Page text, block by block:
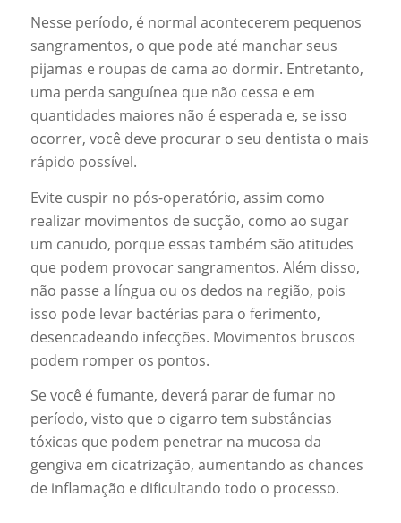
Nesse período, é normal acontecerem pequenos
sangramentos, o que pode até manchar seus
pijamas e roupas de cama ao dormir. Entretanto,
uma perda sanguínea que não cessa e em
quantidades maiores não é esperada e, se isso
ocorrer, você deve procurar o seu dentista o mais
rápido possível.
Evite cuspir no pós-operatório, assim como
realizar movimentos de sucção, como ao sugar
um canudo, porque essas também são atitudes
que podem provocar sangramentos. Além disso,
não passe a língua ou os dedos na região, pois
isso pode levar bactérias para o ferimento,
desencadeando infecções. Movimentos bruscos
podem romper os pontos.
Se você é fumante, deverá parar de fumar no
período, visto que o cigarro tem substâncias
tóxicas que podem penetrar na mucosa da
gengiva em cicatrização, aumentando as chances
de inflamação e dificultando todo o processo.